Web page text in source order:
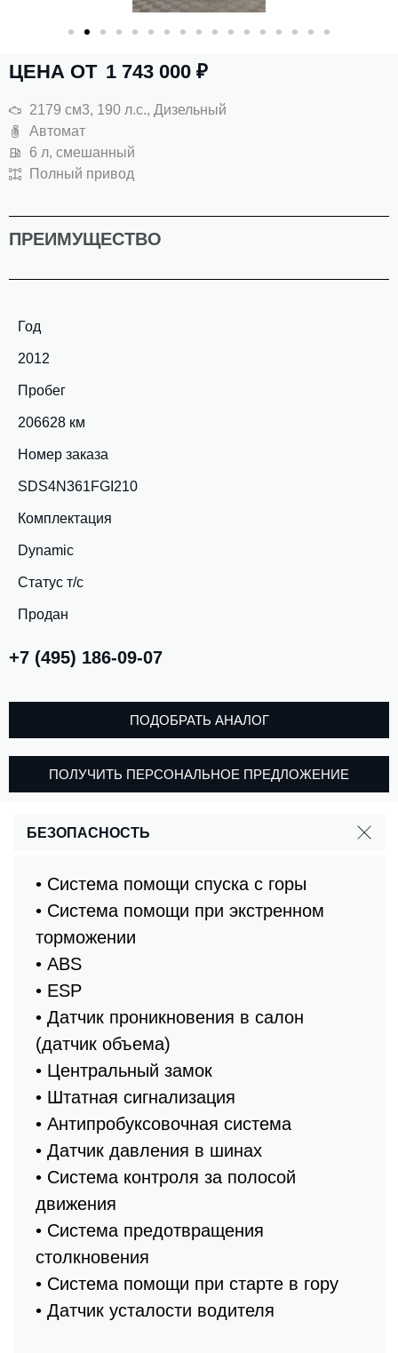
ЦЕНА ОТ 1 743 000 ₽
2179 см3, 190 л.с., Дизельный
Автомат
6 л, смешанный
Полный привод
ПРЕИМУЩЕСТВО
Год
2012
Пробег
206628 км
Номер заказа
SDS4N361FGI210
Комплектация
Dynamic
Статус т/с
Продан
+7 (495) 186-09-07
ПОДОБРАТЬ АНАЛОГ
ПОЛУЧИТЬ ПЕРСОНАЛЬНОЕ ПРЕДЛОЖЕНИЕ
БЕЗОПАСНОСТЬ
• Система помощи спуска с горы
• Система помощи при экстренном
торможении
• ABS
• ESP
• Датчик проникновения в салон
(датчик объема)
• Центральный замок
• Штатная сигнализация
• Антипробуксовочная система
• Датчик давления в шинах
• Система контроля за полосой
движения
• Система предотвращения
столкновения
• Система помощи при старте в гору
• Датчик усталости водителя